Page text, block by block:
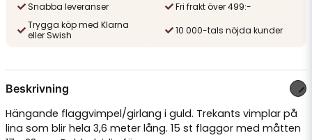
Snabba leveranser
Fri frakt över 499:-
Trygga köp med Klarna
eller Swish
10 000-tals nöjda kunder
Beskrivning
Hängande flaggvimpel/girlang i guld. Trekants vimplar på
lina som blir hela 3,6 meter lång. 15 st flaggor med måtten